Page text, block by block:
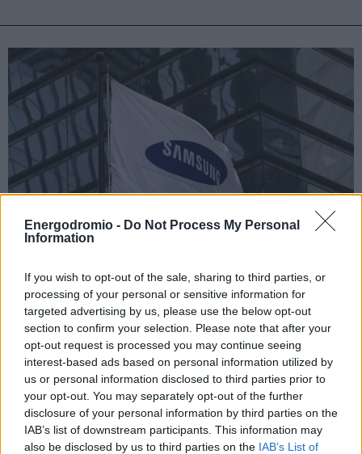
Energodromio - Do Not Process My Personal
Information
If you wish to opt-out of the sale, sharing to third parties, or
processing of your personal or sensitive information for
targeted advertising by us, please use the below opt-out
section to confirm your selection. Please note that after your
opt-out request is processed you may continue seeing
interest-based ads based on personal information utilized by
us or personal information disclosed to third parties prior to
your opt-out. You may separately opt-out of the further
disclosure of your personal information by third parties on the
IAB’s list of downstream participants. This information may
also be disclosed by us to third parties on the IAB’s List of
Στο… ταμείο ανεργίας περισσότεροι από 700
εργαζόμενοι της Samsung